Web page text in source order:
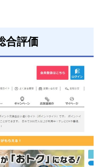
合評価